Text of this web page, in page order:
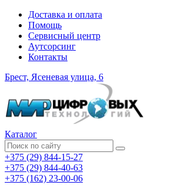
Доставка и оплата
Помощь
Сервисный центр
Аутсорсинг
Контакты
Брест, Ясеневая улица, 6
Каталог
+375 (29) 844-15-27
+375 (29) 844-40-63
+375 (162) 23-00-06